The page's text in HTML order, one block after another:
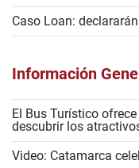
Caso Loan:
Información
El Bus Turístico
descubrir los
Video: Catamarca